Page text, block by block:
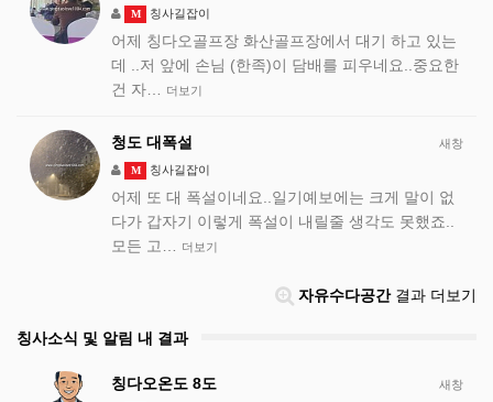
M 칭사길잡이
어제 칭다오골프장 화산골프장에서 대기 하고 있는
데 ..저 앞에 손님 (한족)이 담배를 피우네요..중요한
건 자…
더보기
새창
청도 대폭설
M 칭사길잡이
어제 또 대 폭설이네요..일기예보에는 크게 말이 없
다가 갑자기 이렇게 폭설이 내릴줄 생각도 못했죠..
모든 고…
더보기
자유수다공간결과 더보기
칭사소식 및 알림 내 결과
새창
칭다오온도 8도